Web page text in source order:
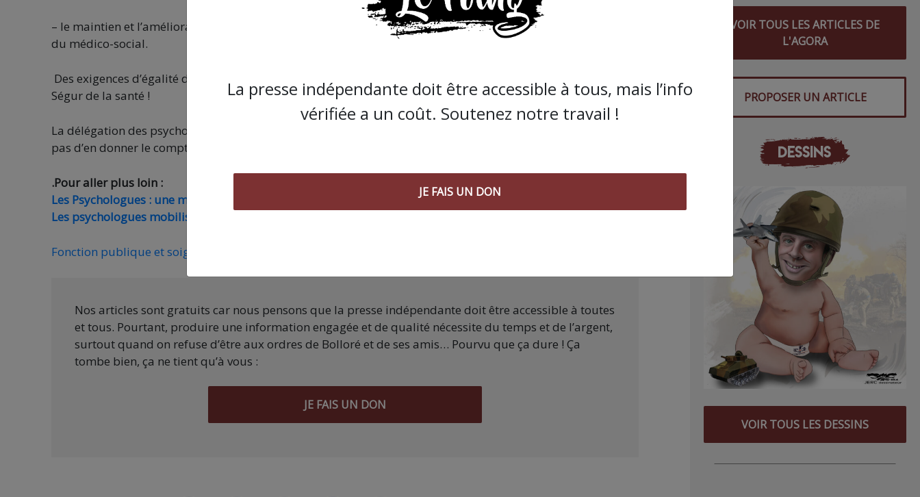
– le maintien et l’amélioration des conventions collectives, contre la marchandisation de la santé, du social et
du médico-social.
Des exigences d’égalité de traitement et d’augmentation de salaires qui n’ont pas été entendues lors du
Ségur de la santé !
La délégation des psychologues a été reçu comme prévu par la préfecture à 14H30 et nous ne manquerons
pas d’en donner le compte rendu et le communiqué plus tard.
.Pour aller plus loin :
Les Psychologues : une mobilisation historique qui fera date et qui n’est pas prête de s’arrêter
Les psychologues mobilisé.es face à la dégradation du suivi des patient.es
Fonction publique et soignants : les raisons de la grève du 15 juin
Nos articles sont gratuits car nous pensons que la presse indépendante doit être accessible à toutes
et tous. Pourtant, produire une information engagée et de qualité nécessite du temps et de l’argent,
surtout quand on refuse d’être aux ordres de Bolloré et de ses amis… Pourvu que ça dure ! Ça
tombe bien, ça ne tient qu’à vous :
JE FAIS UN DON
VOIR TOUS LES ARTICLES DE
L'AGORA
PROPOSER UN ARTICLE
DESSINS
VOIR TOUS LES DESSINS
La presse indépendante doit être accessible à tous, mais l’info
vérifiée a un coût. Soutenez notre travail !
JE FAIS UN DON